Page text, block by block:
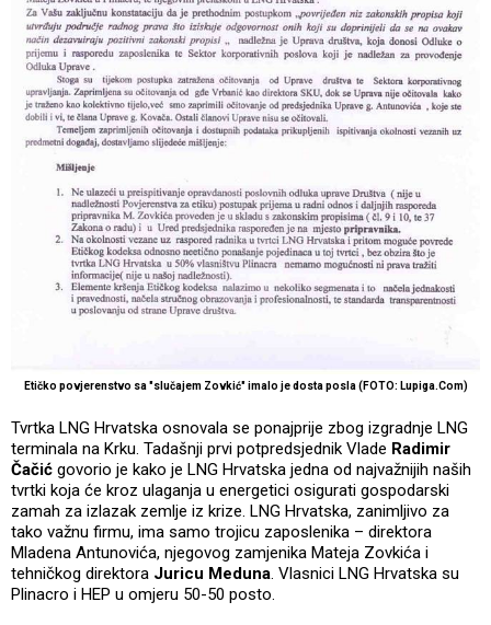
Etičko povjerenstvo sa "slučajem Zovkić" imalo je dosta posla (FOTO: Lupiga.Com)
Tvrtka LNG Hrvatska osnovala se ponajprije zbog izgradnje LNG
terminala na Krku. Tadašnji prvi potpredsjednik Vlade Radimir
Čačić govorio je kako je LNG Hrvatska jedna od najvažnijih naših
tvrtki koja će kroz ulaganja u energetici osigurati gospodarski
zamah za izlazak zemlje iz krize. LNG Hrvatska, zanimljivo za
tako važnu firmu, ima samo trojicu zaposlenika – direktora
Mladena Antunovića, njegovog zamjenika Mateja Zovkića i
tehničkog direktora Juricu Meduna. Vlasnici LNG Hrvatska su
Plinacro i HEP u omjeru 50-50 posto.